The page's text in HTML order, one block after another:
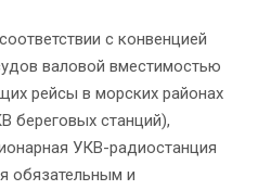
с конвенцией
валовой вместимостью
рейсы в морских районах
береговых станций),
УКВ-радиостанция
обязательным и